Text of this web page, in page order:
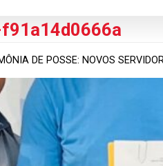
DE POSSE: NOVOS